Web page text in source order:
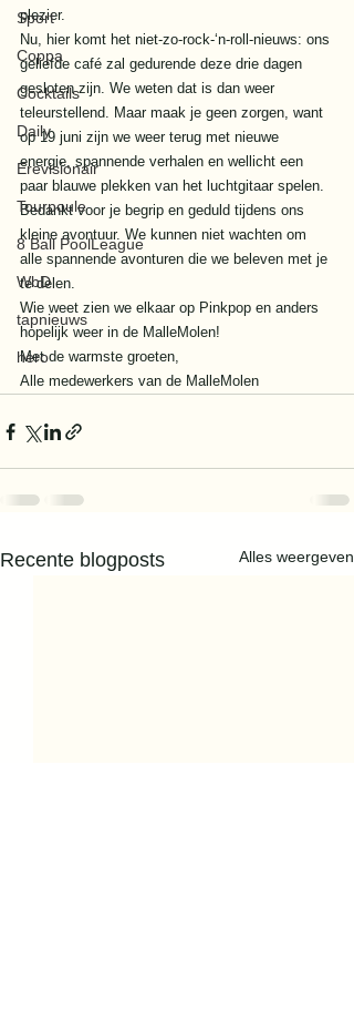
Sport
Coppa
Cocktails
Daily
Erevisionair
Tourpoule
8 Ball PoolLeague
WbD
tapnieuws
hero
plezier.
Nu, hier komt het niet-zo-rock-‘n-roll-nieuws: ons
geliefde café zal gedurende deze drie dagen
gesloten zijn. We weten dat is dan weer
teleurstellend. Maar maak je geen zorgen, want
op 19 juni zijn we weer terug met nieuwe
energie, spannende verhalen en wellicht een
paar blauwe plekken van het luchtgitaar spelen.
Bedankt voor je begrip en geduld tijdens ons
kleine avontuur. We kunnen niet wachten om
alle spannende avonturen die we beleven met je
te delen.
Wie weet zien we elkaar op Pinkpop en anders
hopelijk weer in de MalleMolen!
Met de warmste groeten,
Alle medewerkers van de MalleMolen
Recente blogposts Alles weergeven